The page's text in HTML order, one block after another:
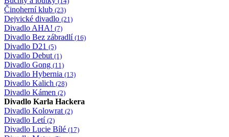
Činoherní klub (23)
Dejvické divadlo (21)
Divadlo AHA! (7)
Divadlo Bez zábradlí (16)
Divadlo D21 (5)
Divadlo Debut (1)
Divadlo Gong (11)
Divadlo Hybernia (13)
Divadlo Kalich (28)
Divadlo Kámen (2)
Divadlo Karla Hackera
Divadlo Kolowrat (2)
Divadlo Letí (2)
Divadlo Lucie Bílé (17)